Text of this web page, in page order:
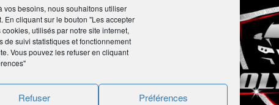
vos besoins, nous souhaitons utiliser
En cliquant sur le bouton "Les accepter
utilisés par notre site internet,
de suivi statistiques et fonctionnement
Vous pouvez les refuser en cliquant
Refuser Préférences